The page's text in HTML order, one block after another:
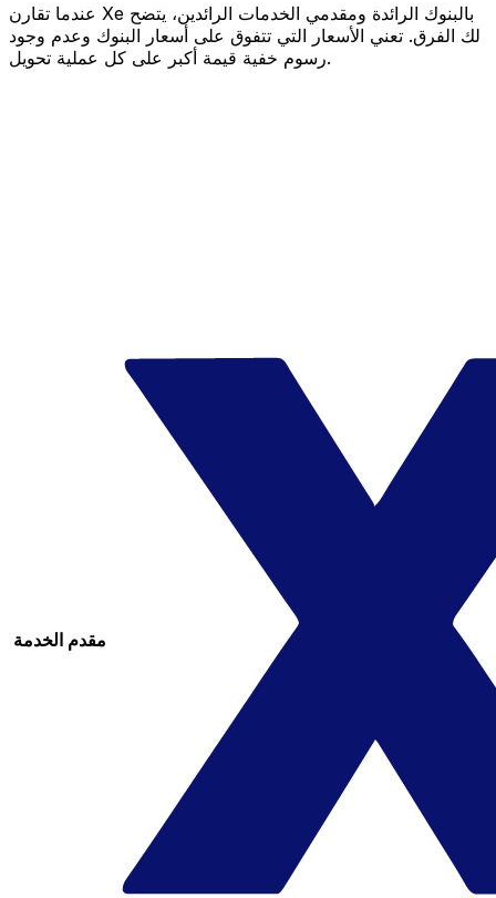
عندما تقارن Xe بالبنوك الرائدة ومقدمي الخدمات الرائدين، يتضح
لك الفرق. تعني الأسعار التي تتفوق على أسعار البنوك وعدم وجود
رسوم خفية قيمة أكبر على كل عملية تحويل.
مقدم الخدمة